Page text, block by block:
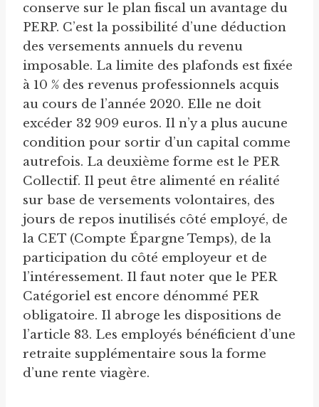
conserve sur le plan fiscal un avantage du
PERP. C’est la possibilité d’une déduction
des versements annuels du revenu
imposable. La limite des plafonds est fixée
à 10 % des revenus professionnels acquis
au cours de l’année 2020. Elle ne doit
excéder 32 909 euros. Il n’y a plus aucune
condition pour sortir d’un capital comme
autrefois. La deuxième forme est le PER
Collectif. Il peut être alimenté en réalité
sur base de versements volontaires, des
jours de repos inutilisés côté employé, de
la CET (Compte Épargne Temps), de la
participation du côté employeur et de
l’intéressement. Il faut noter que le PER
Catégoriel est encore dénommé PER
obligatoire. Il abroge les dispositions de
l’article 83. Les employés bénéficient d’une
retraite supplémentaire sous la forme
d’une rente viagère.